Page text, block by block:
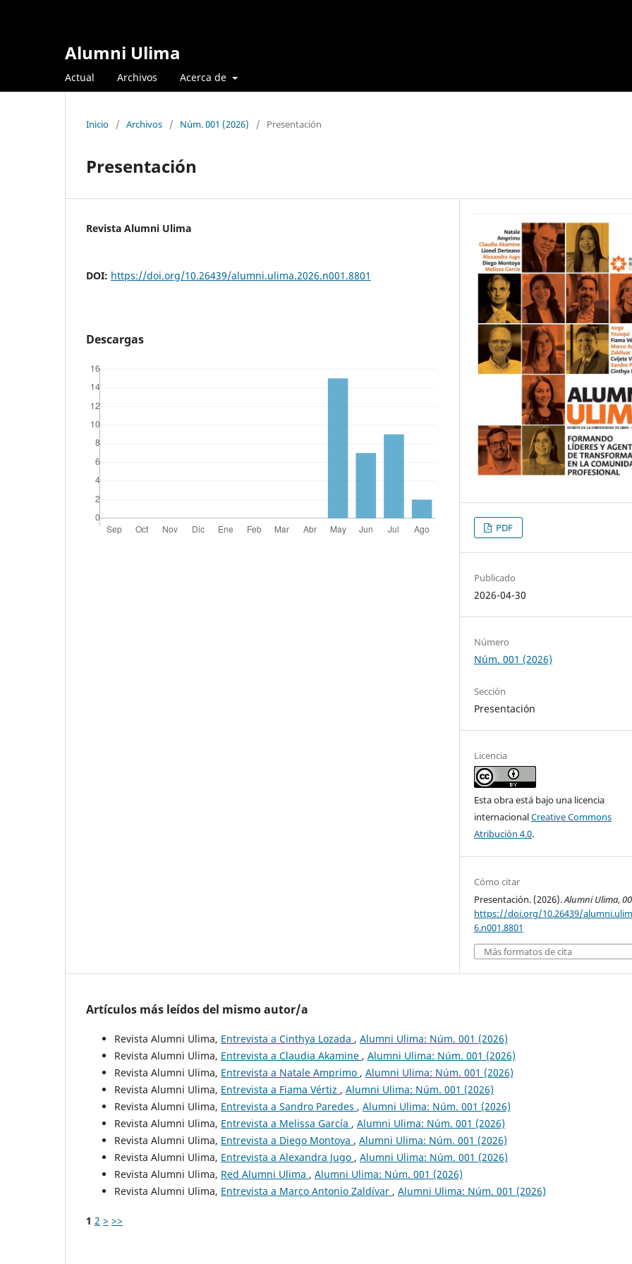
Alumni Ulima
Actual Archivos Acerca de
Inicio / Archivos / Núm. 001 (2026) / Presentación
Presentación
Revista Alumni Ulima
DOI: https://doi.org/10.26439/alumni.ulima.2026.n001.8801
Descargas
PDF
Publicado
2026-04-30
Número
Núm. 001 (2026)
Sección
Presentación
Licencia
Esta obra está bajo una licencia
internacionalCreative Commons
Atribución 4.0.
Cómo citar
Presentación. (2026).Alumni Ulima,
https://doi.org/10.26439/
6.n001.8801
Más formatos de cita
Artículos más leídos del mismo autor/a
Revista Alumni Ulima, Entrevista a Cinthya Lozada , Alumni Ulima: Núm. 001 (2026)
Revista Alumni Ulima, Entrevista a Claudia Akamine , Alumni Ulima: Núm. 001 (2026)
Revista Alumni Ulima, Entrevista a Natale Amprimo , Alumni Ulima: Núm. 001 (2026)
Revista Alumni Ulima, Entrevista a Fiama Vértiz , Alumni Ulima: Núm. 001 (2026)
Revista Alumni Ulima, Entrevista a Sandro Paredes , Alumni Ulima: Núm. 001 (2026)
Revista Alumni Ulima, Entrevista a Melissa García , Alumni Ulima: Núm. 001 (2026)
Revista Alumni Ulima, Entrevista a Diego Montoya , Alumni Ulima: Núm. 001 (2026)
Revista Alumni Ulima, Entrevista a Alexandra Jugo , Alumni Ulima: Núm. 001 (2026)
Revista Alumni Ulima, Red Alumni Ulima , Alumni Ulima: Núm. 001 (2026)
Revista Alumni Ulima, Entrevista a Marco Antonio Zaldívar , Alumni Ulima: Núm. 001 (2026)
1 2 > >>